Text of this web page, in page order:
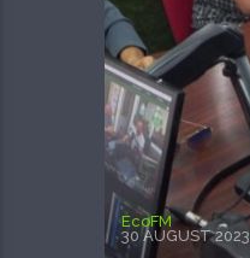
EcoFM
30 AUGUST 2023